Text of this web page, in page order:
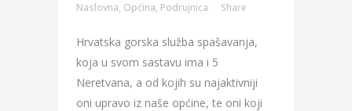
Naslovna, Općina, Podrujnica Share
Hrvatska gorska služba spašavanja,
koja u svom sastavu ima i 5
Neretvana, a od kojih su najaktivniji
oni upravo iz naše općine, te oni koji